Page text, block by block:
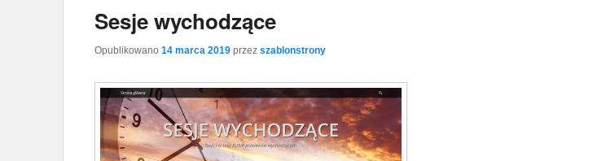
Sesje wychodzące
Opublikowano 14 marca 2019 przez szablonstrony